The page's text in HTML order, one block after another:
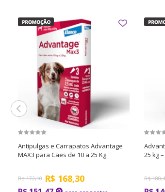
Antipulgas e Carrapatos Advantage
MAX3 para Cães de 10 a 25 Kg
R$ 172,10 R$ 168,30
25 kg
R$